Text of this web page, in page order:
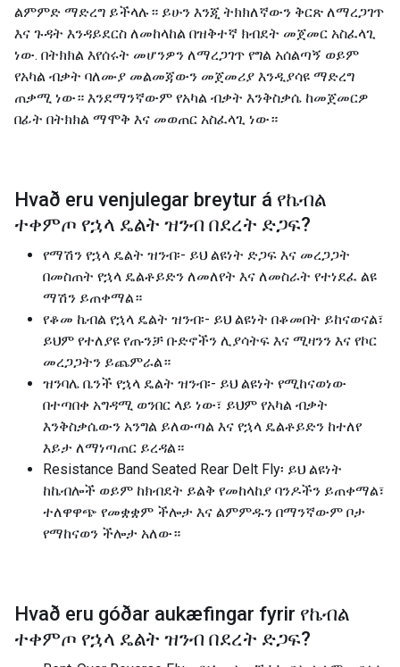
ልምምድ ማድረግ ይችላሉ። ይሁን እንጂ ትክክለኛውን ቅርጽ ለማረጋገጥ
እና ጉዳት እንዳይደርስ ለመከላከል በዝቅተኛ ክብደት መጀመር አስፈላጊ
ነው. በትክክል እየሰሩት መሆንዎን ለማረጋገጥ የግል አሰልጣኝ ወይም
የአካል ብቃት ባለሙያ መልመጃውን መጀመሪያ እንዲያሳዩ ማድረግ
ጠቃሚ ነው። እንደማንኛውም የአካል ብቃት እንቅስቃሴ ከመጀመርዎ
በፊት በትክክል ማሞቅ እና መወጠር አስፈላጊ ነው።
Hvað eru venjulegar breytur á የኬብል
ተቀምጦ የኋላ ዴልት ዝንብ በደረት ድጋፍ?
የማሽን የኋላ ዴልት ዝንብ፡- ይህ ልዩነት ድጋፍ እና መረጋጋት
በመስጠት የኋላ ዴልቶይድን ለመለየት እና ለመስራት የተነደፈ ልዩ
ማሽን ይጠቀማል።
የቆመ ኬብል የኋላ ዴልት ዝንብ፡- ይህ ልዩነት በቆመበት ይከናወናል፣
ይህም የተለያዩ የጡንቻ ቡድኖችን ሊያሳትፍ እና ሚዛንን እና የኮር
መረጋጋትን ይጨምራል።
ዝንባሌ ቤንች የኋላ ዴልት ዝንብ፡- ይህ ልዩነት የሚከናወነው
በተጣበቀ አግዳሚ ወንበር ላይ ነው፣ ይህም የአካል ብቃት
እንቅስቃሴውን አንግል ይለውጣል እና የኋላ ዴልቶይድን ከተለየ
እይታ ለማነጣጠር ይረዳል።
Resistance Band Seated Rear Delt Fly፡ ይህ ልዩነት
ከኬብሎች ወይም ከክብደት ይልቅ የመከላከያ ባንዶችን ይጠቀማል፣
ተለዋዋጭ የመቋቋም ችሎታ እና ልምምዱን በማንኛውም ቦታ
የማከናወን ችሎታ አለው።
Hvað eru góðar aukæfingar fyrir የኬብል
ተቀምጦ የኋላ ዴልት ዝንብ በደረት ድጋፍ?